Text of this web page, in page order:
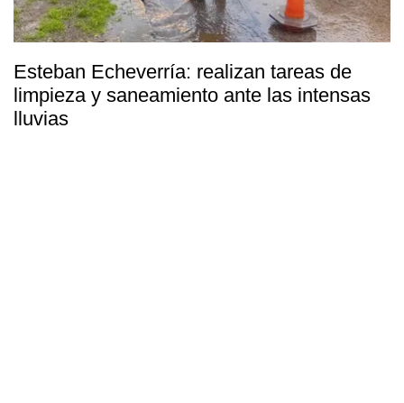
Esteban Echeverría: realizan tareas de
limpieza y saneamiento ante las intensas
lluvias